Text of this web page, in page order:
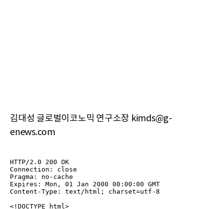
김대성 글로벌이코노믹 연구소장 kimds@g-
enews.com